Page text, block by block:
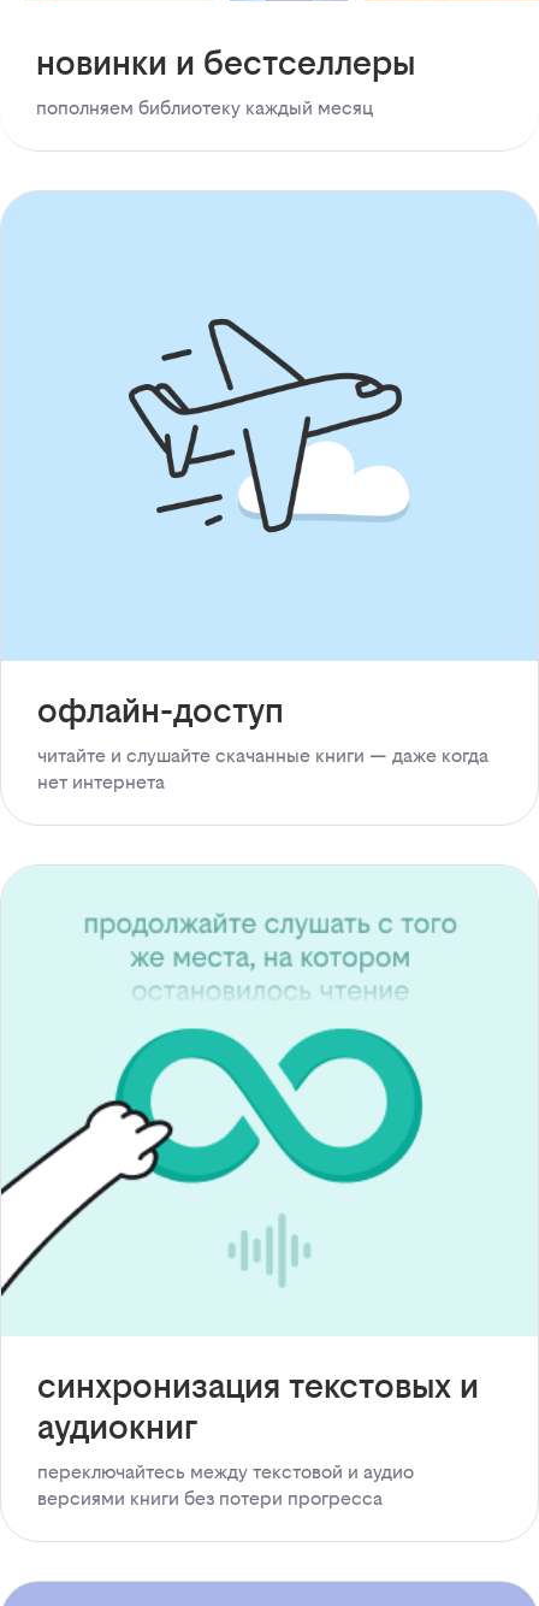
новинки и бестселлеры
пополняем библиотеку каждый месяц
офлайн-доступ
читайте и слушайте скачанные книги — даже когда
нет интернета
синхронизация текстовых и
аудиокниг
переключайтесь между текстовой и аудио
версиями книги без потери прогресса